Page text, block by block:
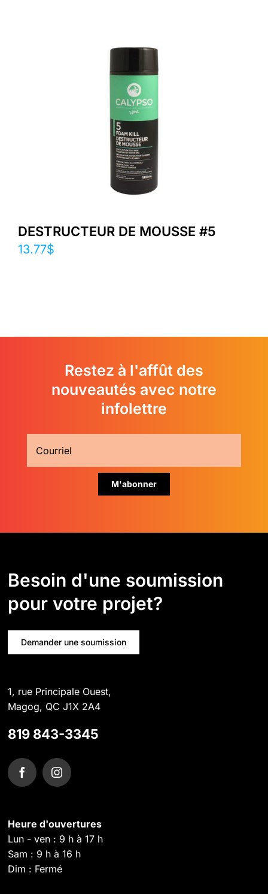
DESTRUCTEUR DE MOUSSE #5
13.77$
Restez à l'affût des
nouveautés avec notre
infolettre
Besoin d'une soumission
pour votre projet?
Demander une soumission
1, rue Principale Ouest,
Magog, QC J1X 2A4
819 843-3345
Heure d'ouvertures
Lun - ven : 9 h à 17 h
Sam : 9 h à 16 h
Dim : Fermé